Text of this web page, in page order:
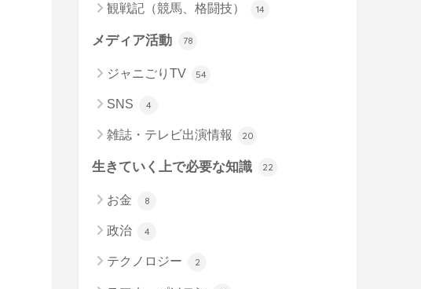
観戦記（競馬、格闘技） 14
メディア活動 78
ジャニごりTV 54
SNS 4
雑誌・テレビ出演情報 20
生きていく上で必要な知識 22
お金 8
政治 4
テクノロジー 2